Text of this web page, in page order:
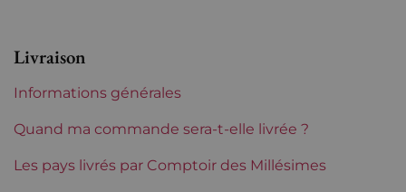
Etiquette Parfaite
Région Champagne
Livraison
Informations générales
Quand ma commande sera-t-elle livrée ?
Les pays livrés par Comptoir des Millésimes